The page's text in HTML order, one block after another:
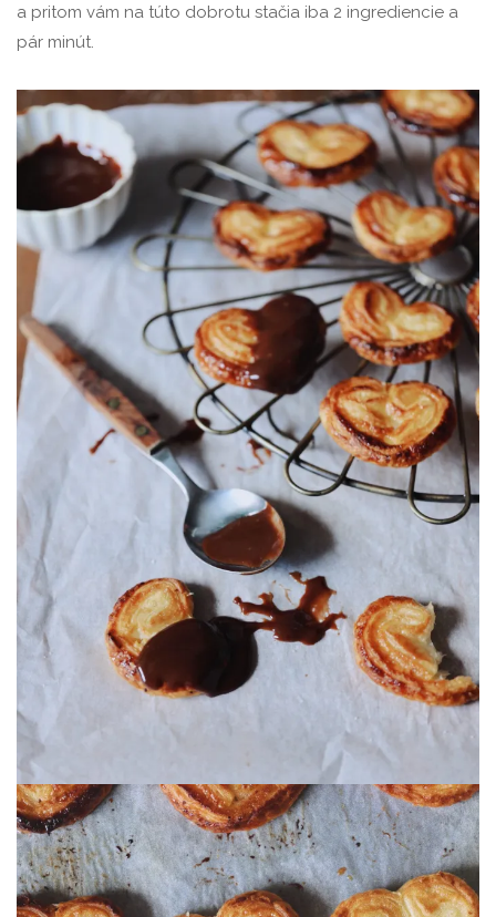
a pritom vám na túto dobrotu stačia iba 2 ingrediencie a
pár minút.